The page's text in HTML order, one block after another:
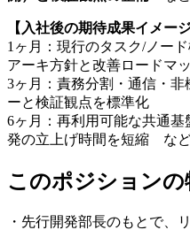
【入社後の期待成果イメージ
1ヶ月：現行のタスク/ノー
アーキ方針と改善ロードマ
3ヶ月：責務分割・通信・非
ーと検証観点を標準化
6ヶ月：再利用可能な共通
発の立上げ時間を短縮 な
このポジションの
・先行開発部長のもとで、